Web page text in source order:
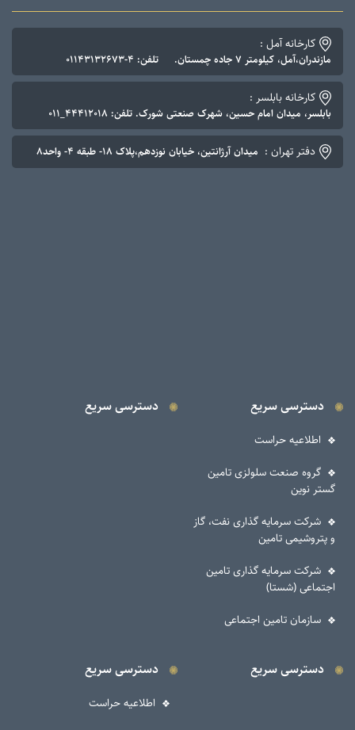
کارخانه آمل :
مازندران،آمل، کیلومتر ۷ جاده چمستان. تلفن: ۴-۰۱۱۴۳۱۳۲۶۷۳
کارخانه بابلسر :
بابلسر، میدان امام حسین، شهرک صنعتی شورک. تلفن: ۴۴۴۱۲۰۱۸_۰۱۱
دفتر تهران : میدان آرژانتین، خیابان نوزدهم،پلاک ۱۸- طبقه ۴- واحد۸
دسترسی سریع
اطلاعیه حراست
گروه صنعت سلولزی تامین
گستر نوین
شرکت سرمایه گذاری نفت، گاز
و پتروشیمی تامین
شرکت سرمایه گذاری تامین
اجتماعی (شستا)
سازمان تامین اجتماعی
دسترسی سریع
دسترسی سریع دسترسی سریع
اطلاعیه حراست